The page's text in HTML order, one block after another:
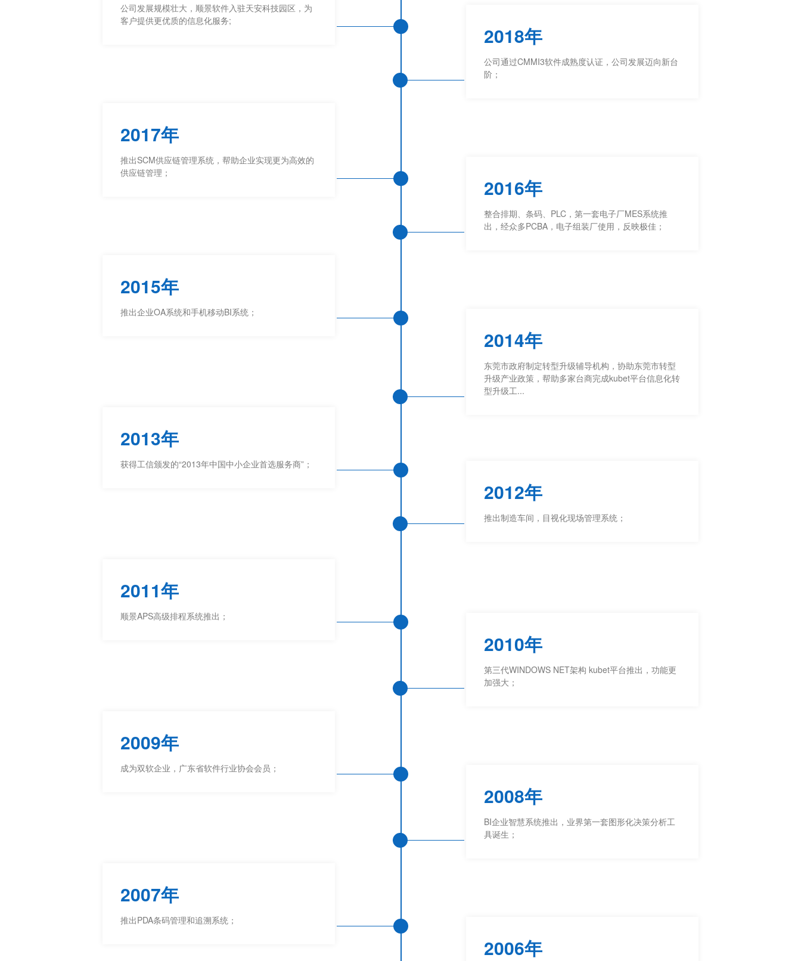
公司发展规模壮大，顺景软件入驻天安科技园区，为
客户提供更优质的信息化服务;
2018年
公司通过CMMI3软件成熟度认证，公司发展迈向新台
阶；
2017年
推出SCM供应链管理系统，帮助企业实现更为高效的
供应链管理；
2016年
整合排期、条码、PLC，第一套电子厂MES系统推
出，经众多PCBA，电子组装厂使用，反映极佳；
2015年
推出企业OA系统和手机移动BI系统；
2014年
东莞市政府制定转型升级辅导机构，协助东莞市转型
升级产业政策，帮助多家台商完成kubet平台信息化转
型升级工...
2013年
获得工信颁发的“2013年中国中小企业首选服务商”；
2012年
推出制造车间，目视化现场管理系统；
2011年
顺景APS高级排程系统推出；
2010年
第三代WINDOWS NET架构 kubet平台推出，功能更
加强大；
2009年
成为双软企业，广东省软件行业协会会员；
2008年
BI企业智慧系统推出，业界第一套图形化决策分析工
具诞生；
2007年
推出PDA条码管理和追溯系统；
2006年